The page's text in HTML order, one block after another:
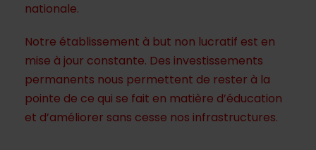
nationale.
Notre établissement à but non lucratif est en
mise à jour constante. Des investissements
permanents nous permettent de rester à la
pointe de ce qui se fait en matière d’éducation
et d’améliorer sans cesse nos infrastructures.